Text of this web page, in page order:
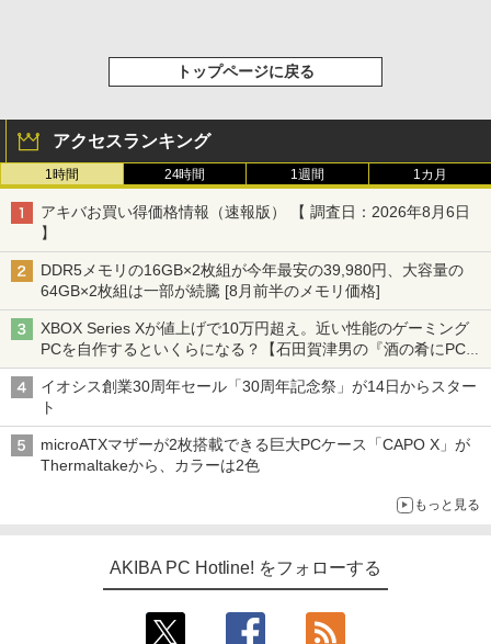
トップページに戻る
アクセスランキング
1時間 24時間 1週間 1カ月
アキバお買い得価格情報（速報版） 【 調査日：2026年8月6日
】
DDR5メモリの16GB×2枚組が今年最安の39,980円、大容量の
64GB×2枚組は一部が続騰 [8月前半のメモリ価格]
XBOX Series Xが値上げで10万円超え。近い性能のゲーミング
PCを自作するといくらになる？【石田賀津男の『酒の肴にPCゲ
ーム』】
イオシス創業30周年セール「30周年記念祭」が14日からスター
ト
microATXマザーが2枚搭載できる巨大PCケース「CAPO X」が
Thermaltakeから、カラーは2色
もっと見る
AKIBA PC Hotline! をフォローする